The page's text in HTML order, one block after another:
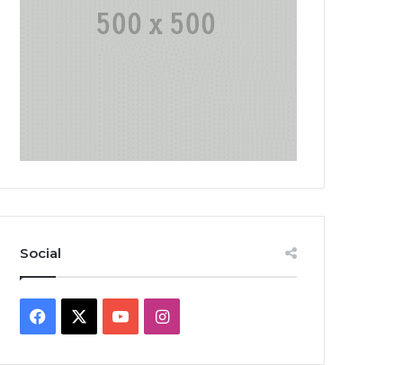
Social
Facebook YouTubeInstagram